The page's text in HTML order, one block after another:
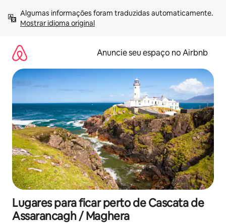
para
Mostrar idioma original
Anuncie seu espaço no Airbnb
Lugares para ficar perto de Cascata de
Assarancagh / Maghera